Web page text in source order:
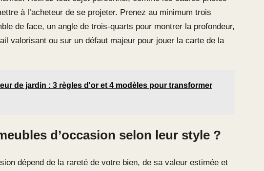
à l’acheteur de se projeter. Prenez au minimum trois
de face, un angle de trois-quarts pour montrer la profondeur,
valorisant ou sur un défaut majeur pour jouer la carte de la
de jardin : 3 règles d'or et 4 modèles pour transformer
d’occasion selon leur style ?
dépend de la rareté de votre bien, de sa valeur estimée et